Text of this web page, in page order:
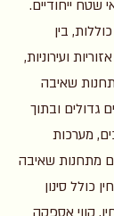
שטח ייחודיים.
בין
ועירוניות,
שאיבה
גדולים ובתוך
מערכות
מתחנות שאיבה
כולל סינון
קווי אספקה